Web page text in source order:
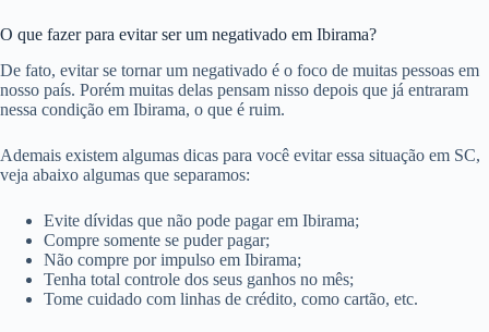
O que fazer para evitar ser um negativado em Ibirama?
De fato, evitar se tornar um negativado é o foco de muitas pessoas em
nosso país. Porém muitas delas pensam nisso depois que já entraram
nessa condição em Ibirama, o que é ruim.
Ademais existem algumas dicas para você evitar essa situação em SC,
veja abaixo algumas que separamos:
Evite dívidas que não pode pagar em Ibirama;
Compre somente se puder pagar;
Não compre por impulso em Ibirama;
Tenha total controle dos seus ganhos no mês;
Tome cuidado com linhas de crédito, como cartão, etc.